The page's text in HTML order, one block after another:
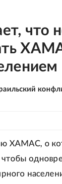
что
ХАМАС, о